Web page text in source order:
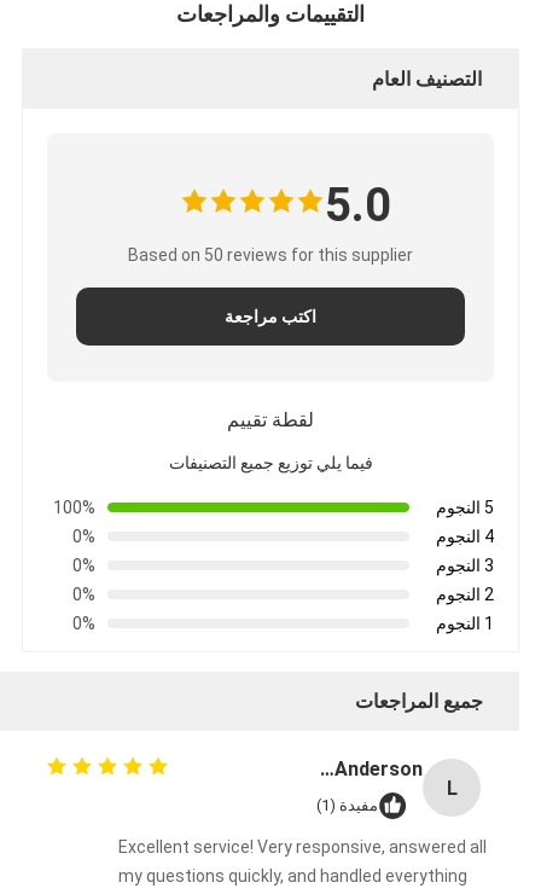
التقييمات والمراجعات
التصنيف العام
5.0
Based on 50 reviews for this supplier
اكتب مراجعة
لقطة تقييم
فيما يلي توزيع جميع التصنيفات
5 النجوم
100%
4 النجوم
0%
3 النجوم
0%
2 النجوم
0%
1 النجوم
0%
جميع المراجعات
L
Lisa Anderson
مفيدة (1)
Excellent service! Very responsive, answered all
my questions quickly, and handled everything